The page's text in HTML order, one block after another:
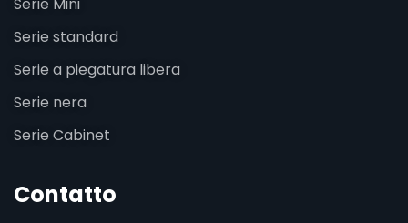
Serie standard
Serie a piegatura libera
Serie nera
Serie Cabinet
Contatto